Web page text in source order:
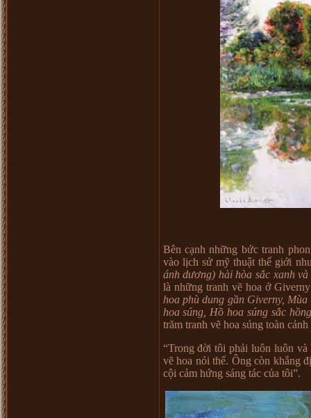
Bên cạnh những bức tranh
vào lịch sử mỹ thuật thế giới
ánh dương) hài hòa sắc xanh
là những tranh vẽ hoa ở
hoa phù dung gần Giverny,
hoa súng, Hồ hoa súng sắc
trăm tranh vẽ hoa súng toàn
“Trong đời tôi phải luôn luôn
vẽ hoa nói thế. Ông còn khắng
cội cảm hứng sáng tác của tôi”.